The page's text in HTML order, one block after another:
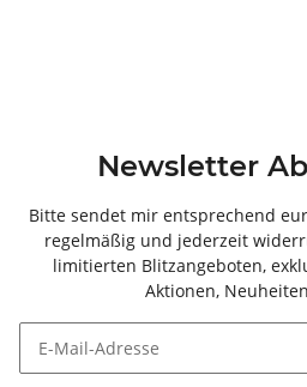
Newsletter
Bitte sendet mir entsprechend
regelmäßig und jederzeit
limitierten Blitzangeboten,
Aktionen,